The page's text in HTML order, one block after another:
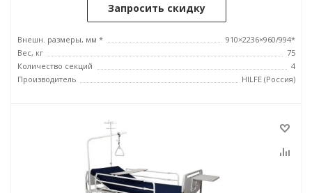
Запросить скидку
Внешн. размеры, мм *
910×2236×960/994*
Вес, кг
75
Количество секций
4
Производитель
HILFE (Россия)